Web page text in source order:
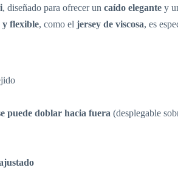
, diseñado para ofrecer un caído elegante y
y flexible, como el jersey de viscosa, es
puede doblar hacia fuera (desplegable